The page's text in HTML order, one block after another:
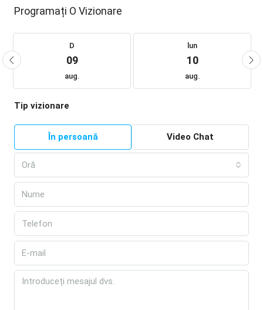
Programați O Vizionare
D
09
aug.
lun
10
aug.
Tip vizionare
În persoană Video Chat
Oră